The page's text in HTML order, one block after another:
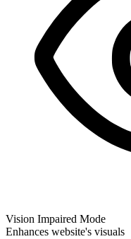
Vision Impaired Mode
Enhances website's visuals